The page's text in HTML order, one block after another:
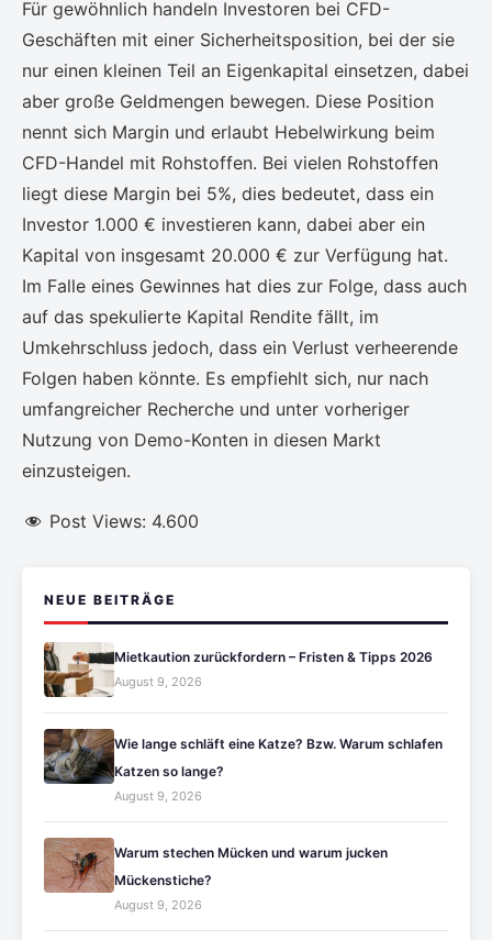
Für gewöhnlich handeln Investoren bei CFD-
Geschäften mit einer Sicherheitsposition, bei der sie
nur einen kleinen Teil an Eigenkapital einsetzen, dabei
aber große Geldmengen bewegen. Diese Position
nennt sich Margin und erlaubt Hebelwirkung beim
CFD-Handel mit Rohstoffen. Bei vielen Rohstoffen
liegt diese Margin bei 5%, dies bedeutet, dass ein
Investor 1.000 € investieren kann, dabei aber ein
Kapital von insgesamt 20.000 € zur Verfügung hat.
Im Falle eines Gewinnes hat dies zur Folge, dass auch
auf das spekulierte Kapital Rendite fällt, im
Umkehrschluss jedoch, dass ein Verlust verheerende
Folgen haben könnte. Es empfiehlt sich, nur nach
umfangreicher Recherche und unter vorheriger
Nutzung von Demo-Konten in diesen Markt
einzusteigen.
Post Views: 4.600
NEUE BEITRÄGE
Mietkaution zurückfordern – Fristen & Tipps 2026
August 9, 2026
Wie lange schläft eine Katze? Bzw. Warum schlafen
Katzen so lange?
August 9, 2026
Warum stechen Mücken und warum jucken
Mückenstiche?
August 9, 2026